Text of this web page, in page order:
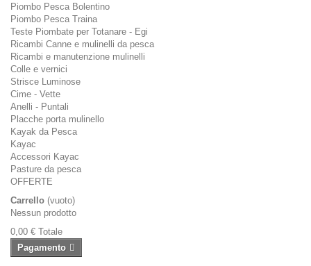
Piombo Pesca Bolentino
Piombo Pesca Traina
Teste Piombate per Totanare - Egi
Ricambi Canne e mulinelli da pesca
Ricambi e manutenzione mulinelli
Colle e vernici
Strisce Luminose
Cime - Vette
Anelli - Puntali
Placche porta mulinello
Kayak da Pesca
Kayac
Accessori Kayac
Pasture da pesca
OFFERTE
Carrello (vuoto)
Nessun prodotto
0,00 € Totale
Pagamento